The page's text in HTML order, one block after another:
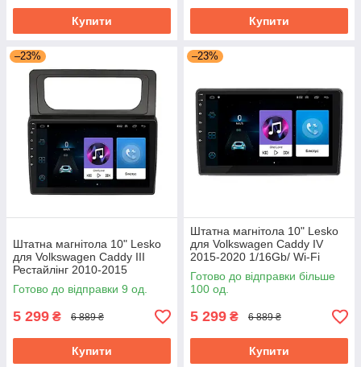
Купити Купити
–23%
Штатна магнітола 10" Lesko
для Volkswagen Caddy III
Рестайлінг 2010-2015
1/16Gb/ Wi-Fi Optima
Вольксваген
Готово до відправки 9 од.
5 299 ₴ 6 889 ₴
Купити
–23%
Штатна магнітола 10" Lesko
для Volkswagen Caddy IV
2015-2020 1/16Gb/ Wi-Fi
Optima Вольксваген
Готово до відправки більше
100 од.
5 299 ₴ 6 889 ₴
Купити